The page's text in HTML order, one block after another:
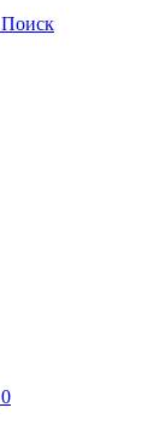
Поиск
0